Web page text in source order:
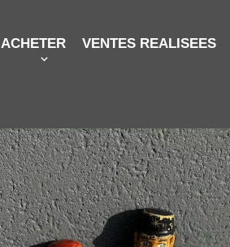
ACHETER VENTES REALISEES